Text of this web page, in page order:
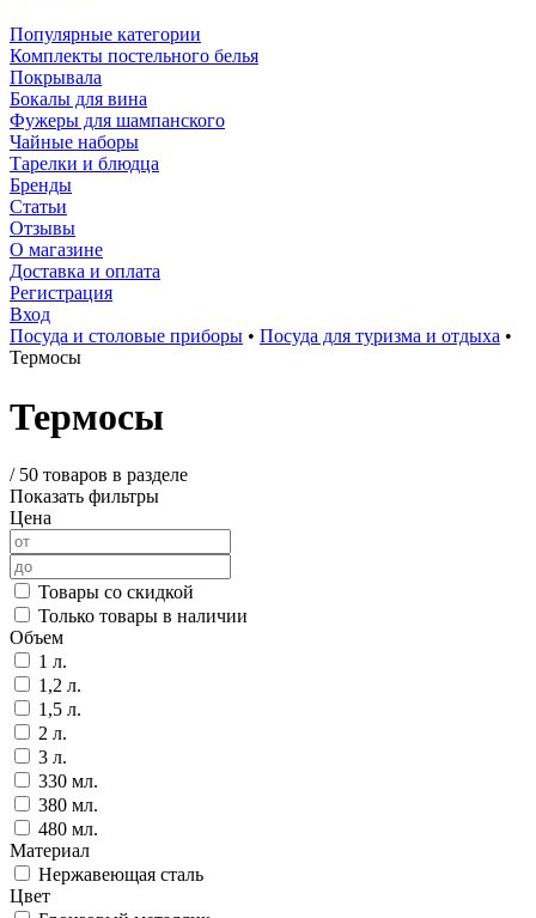
Популярные категории
Комплекты постельного белья
Покрывала
Бокалы для вина
Фужеры для шампанского
Чайные наборы
Тарелки и блюдца
Бренды
Статьи
Отзывы
О магазине
Доставка и оплата
Регистрация
Вход
Посуда и столовые приборы • Посуда для туризма и отдыха •
Термосы
Термосы
/ 50 товаров в разделе
Показать фильтры
Цена
Товары со скидкой
Только товары в наличии
Объем
1 л.
1,2 л.
1,5 л.
2 л.
3 л.
330 мл.
380 мл.
480 мл.
Материал
Нержавеющая сталь
Цвет